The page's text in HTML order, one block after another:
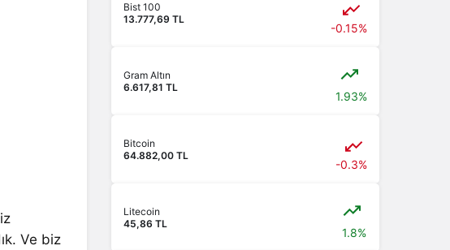
Ve biz
Bist 100
13.777,69 TL
-0.15%
Gram Altın
6.617,81 TL
1.93%
Bitcoin
64.882,00 TL
-0.3%
Litecoin
45,86 TL
1.8%